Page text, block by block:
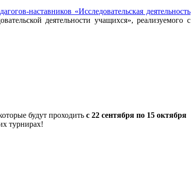
наставников «Исследовательская деятельность
деятельности учащихся», реализуемого с
будут проходить с 22 сентября по 15 октября
турнирах!